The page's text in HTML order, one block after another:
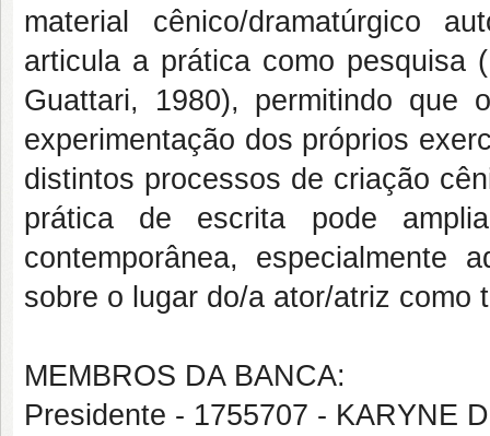
material cênico/dramatúrgico
articula a prática como pesquisa
Guattari, 1980), permitindo que
experimentação dos próprios
distintos processos de criação
prática de escrita pode
contemporânea, especialmente
sobre o lugar do/a ator/atriz como
MEMBROS DA BANCA:
Presidente - 1755707 - KARYNE